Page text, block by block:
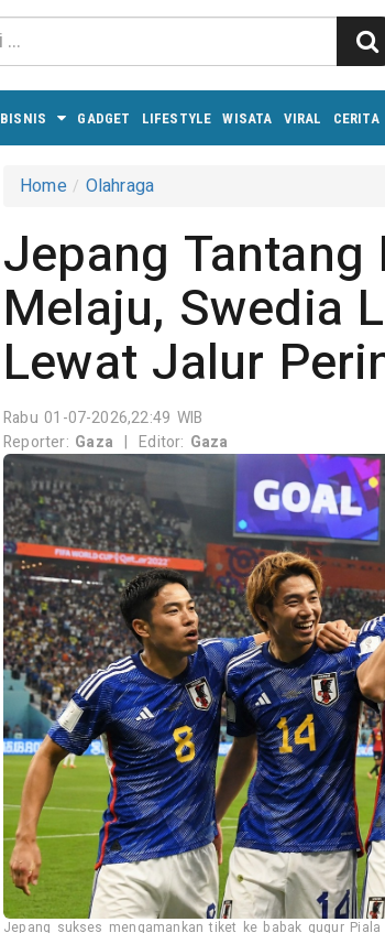
BISNIS GADGET LIFESTYLE WISATA VIRAL CERITA
Home Olahraga
Jepang
Melaju, Swedia
Lewat Jalur
Rabu 01-07-2026,22:49 WIB
Reporter: Gaza | Editor: Gaza
Jepang sukses mengamankan tiket ke babak gugur